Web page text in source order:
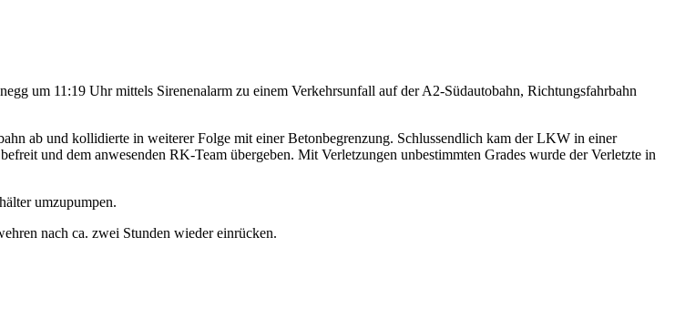
um 11:19 Uhr mittels Sirenenalarm zu einem Verkehrsunfall auf der A2-Südautobahn, Richtungsfahrbahn
ab und kollidierte in weiterer Folge mit einer Betonbegrenzung. Schlussendlich kam der LKW in einer
und dem anwesenden RK-Team übergeben. Mit Verletzungen unbestimmten Grades wurde der Verletzte in
umzupumpen.
nach ca. zwei Stunden wieder einrücken.